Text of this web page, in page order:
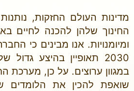
מדינות העולם החזקות,
החינוך שלהן להכנה לחיים
ומיומנויות. אנו מבינים כי
2030 תאופיין בהיצע
במגוון ערוצים. על כן, מערכת
שואפת להכין את הלומדים